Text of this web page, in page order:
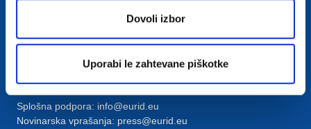
Dovoli izbor
Uporabi le zahtevane piškotke
1831 Diegem, Belgium
Splošna podpora: info@eurid.eu
Novinarska vprašanja: press@eurid.eu